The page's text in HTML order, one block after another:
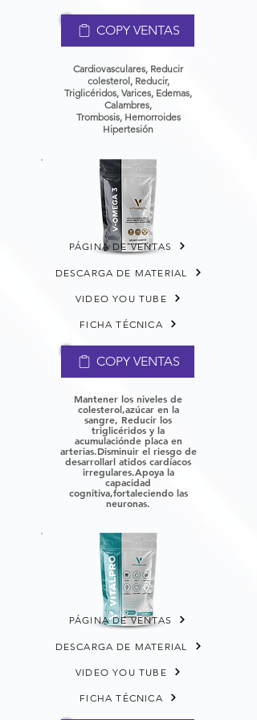
COPY VENTAS
Cardiovasculares, Reducir
colesterol, Reducir,
Triglicéridos, Varices, Edemas,
Calambres,
Trombosis, Hemorroides
Hipertesión
PÁGINA DE VENTAS
DESCARGA DE MATERIAL
VIDEO YOU TUBE
FICHA TÉCNICA
COPY VENTAS
Mantener los niveles de
colesterol,azúcar en la
sangre, Reducir los
triglicéridos y la
acumulaciónde placa en
arterias.Disminuir el riesgo de
desarrollarl atidos cardíacos
irregulares.Apoya la
capacidad
cognitiva,fortaleciendo las
neuronas.
PÁGINA DE VENTAS
DESCARGA DE MATERIAL
VIDEO YOU TUBE
FICHA TÉCNICA